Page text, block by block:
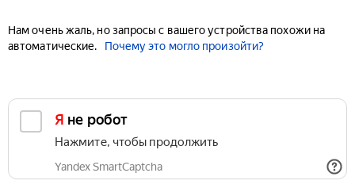
Нам очень жаль, но запросы с вашего устройства похожи на
автоматические.
Почему это могло произойти?
Я не робот
Нажмите, чтобы продолжить
Yandex SmartCaptcha